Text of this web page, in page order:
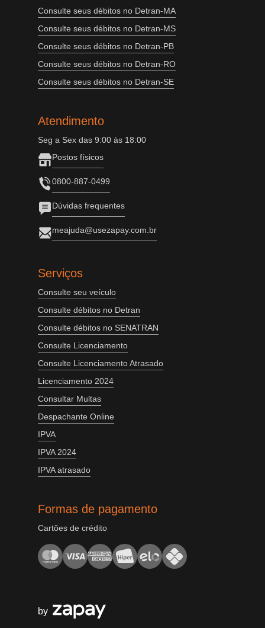
Consulte seus débitos no Detran-MA
Consulte seus débitos no Detran-MS
Consulte seus débitos no Detran-PB
Consulte seus débitos no Detran-RO
Consulte seus débitos no Detran-SE
Atendimento
Seg a Sex das 9:00 às 18:00
Postos físicos
0800-887-0499
Dúvidas frequentes
meajuda@usezapay.com.br
Serviços
Consulte seu veículo
Consulte débitos no Detran
Consulte débitos no SENATRAN
Consulte Licenciamento
Consulte Licenciamento Atrasado
Licenciamento 2024
Consultar Multas
Despachante Online
IPVA
IPVA 2024
IPVA atrasado
Formas de pagamento
Cartões de crédito
by